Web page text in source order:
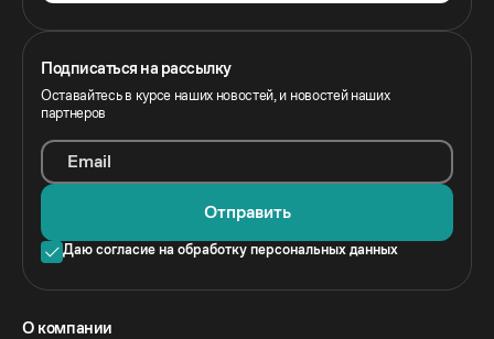
Подписаться на рассылку
Оставайтесь в курсе наших новостей, и новостей наших
партнеров
Email
Отправить
Даю согласие на обработку персональных данных
O компании